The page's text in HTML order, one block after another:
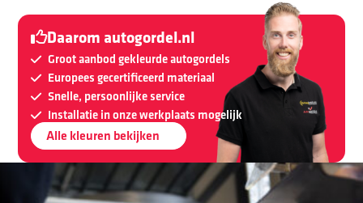
Daarom autogordel.nl
Groot aanbod gekleurde autogordels
Europees gecertificeerd materiaal
Snelle, persoonlijke service
Installatie in onze werkplaats mogelijk
Alle kleuren bekijken